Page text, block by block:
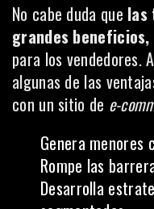
No cabe duda que las
grandes beneficios,
para los vendedores.
algunas de las
con un sitio de e-
Genera menores
Rompe las
Desarrolla